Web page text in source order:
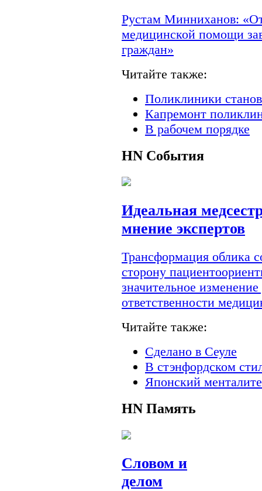
Рустам Минниханов:
медицинской помощи
граждан»
Читайте также:
Поликлиники
Капремонт
В рабочем порядке
HN События
Идеальная
мнение экспертов
Трансформация облика
сторону
значительное
ответственности
Читайте также:
Сделано в Сеуле
В стэнфордском
Японский
HN Память
Словом и
делом